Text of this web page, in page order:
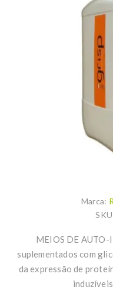
Marca:
MEIOS DE
suplementados com
da expressão de